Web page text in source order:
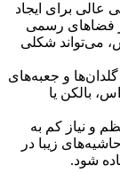
عالی برای ایجاد
فضاهای رسمی
می‌تواند شکلی
گلدان‌ها و جعبه‌های
بالکن یا
و نیاز کم به
زیبا در
شود.